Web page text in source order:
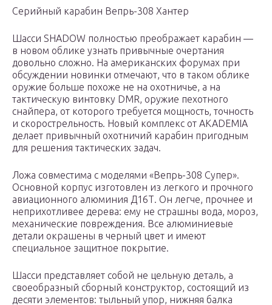
Серийный карабин Вепрь-308 Хантер
Шасси SHADOW полностью преображает карабин —
в новом облике узнать привычные очертания
довольно сложно. На американских форумах при
обсуждении новинки отмечают, что в таком облике
оружие больше похоже не на охотничье, а на
тактическую винтовку DMR, оружие пехотного
снайпера, от которого требуется мощность, точность
и скорострельность. Новый комплекс от AKADEMIA
делает привычный охотничий карабин пригодным
для решения тактических задач.
Ложа совместима с моделями «Вепрь-308 Супер».
Основной корпус изготовлен из легкого и прочного
авиационного алюминия Д16Т. Он легче, прочнее и
неприхотливее дерева: ему не страшны вода, мороз,
механические повреждения. Все алюминиевые
детали окрашены в черный цвет и имеют
специальное защитное покрытие.
Шасси представляет собой не цельную деталь, а
своеобразный сборный конструктор, состоящий из
десяти элементов: тыльный упор, нижняя балка